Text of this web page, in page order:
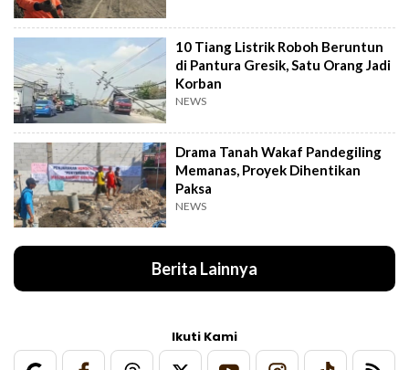
10 Tiang Listrik Roboh Beruntun
di Pantura Gresik, Satu Orang Jadi
Korban
NEWS
Drama Tanah Wakaf Pandegiling
Memanas, Proyek Dihentikan
Paksa
NEWS
Berita Lainnya
Ikuti Kami